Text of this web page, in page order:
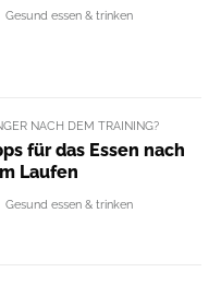
Gesund essen & trinken
NACH DEM TRAINING?
für das Essen nach
Laufen
Gesund essen & trinken